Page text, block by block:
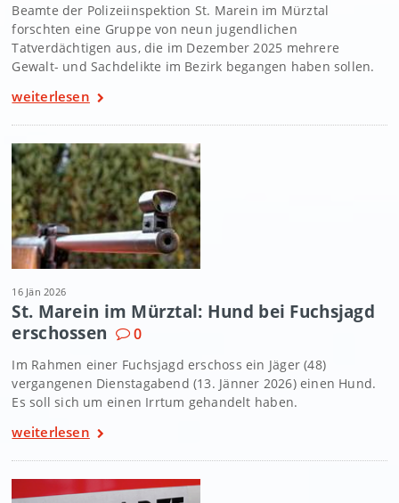
Beamte der Polizeiinspektion St. Marein im Mürztal
forschten eine Gruppe von neun jugendlichen
Tatverdächtigen aus, die im Dezember 2025 mehrere
Gewalt- und Sachdelikte im Bezirk begangen haben sollen.
weiterlesen
16 Jän 2026
St. Marein im Mürztal: Hund bei Fuchsjagd
erschossen
0
Im Rahmen einer Fuchsjagd erschoss ein Jäger (48)
vergangenen Dienstagabend (13. Jänner 2026) einen Hund.
Es soll sich um einen Irrtum gehandelt haben.
weiterlesen